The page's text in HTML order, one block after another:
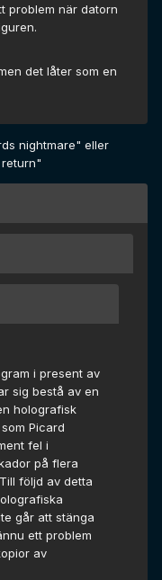
problem när datorn
det låter som en
nightmare" eller
i present av
sig bestå av en
holografisk
Picard
fel i
på flera
följd av detta
går att stänga
ett problem
av